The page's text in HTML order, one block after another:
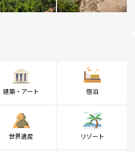
建築・アート 宿泊
世界遺産 リゾート